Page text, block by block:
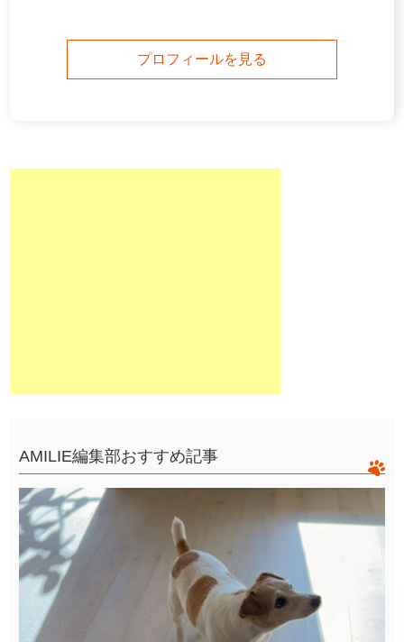
プロフィールを見る
AMILIE編集部おすすめ記事